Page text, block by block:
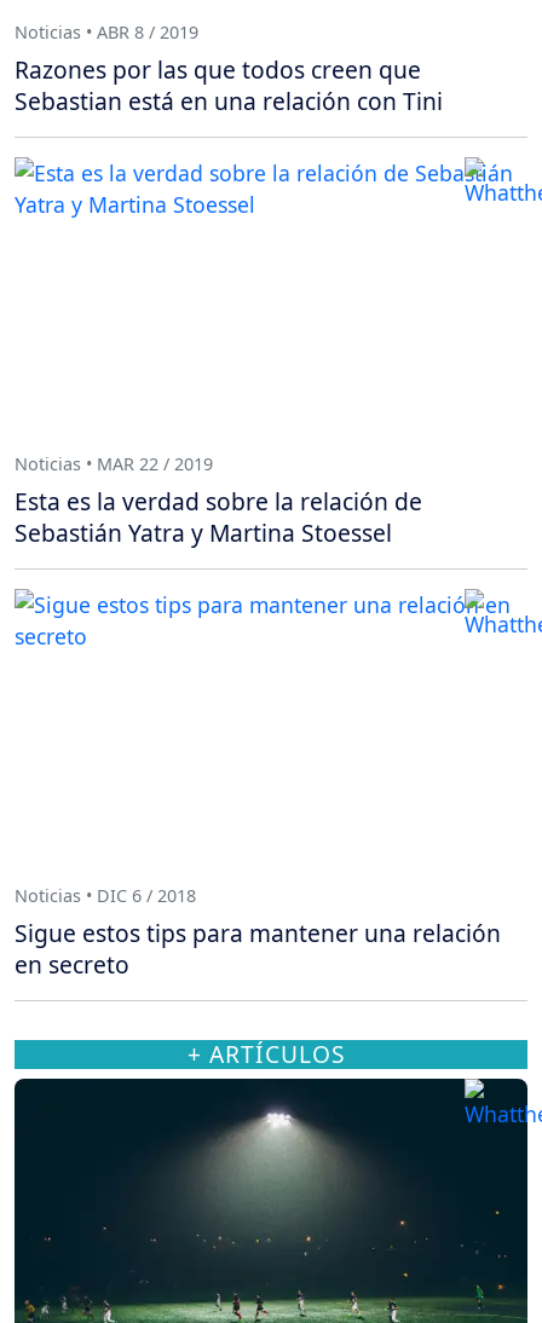
Noticias • ABR 8 / 2019
Razones por las que todos creen que
Sebastian está en una relación con Tini
Noticias • MAR 22 / 2019
Esta es la verdad sobre la relación de
Sebastián Yatra y Martina Stoessel
Noticias • DIC 6 / 2018
Sigue estos tips para mantener una relación
en secreto
+ ARTÍCULOS